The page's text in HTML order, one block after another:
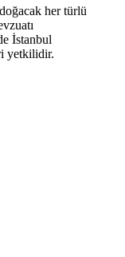
her türlü
İstanbul
yetkilidir.